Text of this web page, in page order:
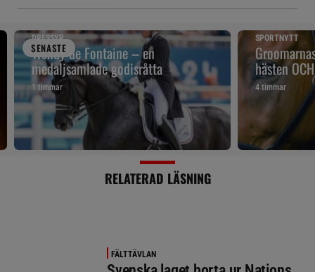
SENASTE
DRESSYR
Wendy de Fontaine – en
medaljsamlade godisråtta
1 timmar
SPORTNYTT
hästen
4 timmar
RELATERAD LÄSNING
FÄLTTÄVLAN